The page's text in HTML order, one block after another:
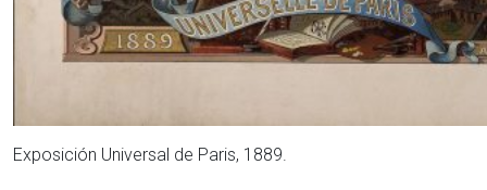
Exposición Universal de Paris, 1889.